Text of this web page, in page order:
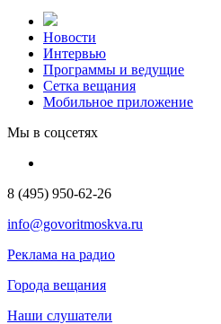
Новости
Интервью
Программы и ведущие
Сетка вещания
Мобильное приложение
Мы в соцсетях
8 (495) 950-62-26
info@govoritmoskva.ru
Реклама на радио
Города вещания
Наши слушатели